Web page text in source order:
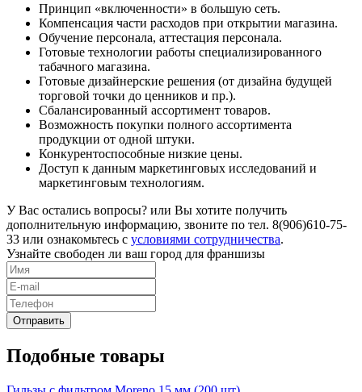
Принцип «включенности» в большую сеть.
Компенсация части расходов при открытии магазина.
Обучение персонала, аттестация персонала.
Готовые технологии работы специализированного
табачного магазина.
Готовые дизайнерские решения (от дизайна будущей
торговой точки до ценников и пр.).
Сбалансированный ассортимент товаров.
Возможность покупки полного ассортимента
продукции от одной штуки.
Конкурентоспособные низкие цены.
Доступ к данным маркетинговых исследований и
маркетинговым технологиям.
У Вас остались вопросы? или Вы хотите получить
дополнительную информацию, звоните по тел. 8(906)610-75-
33 или ознакомьтесь с условиями сотрудничества.
Узнайте свободен ли ваш город для франшизы
Подобные товары